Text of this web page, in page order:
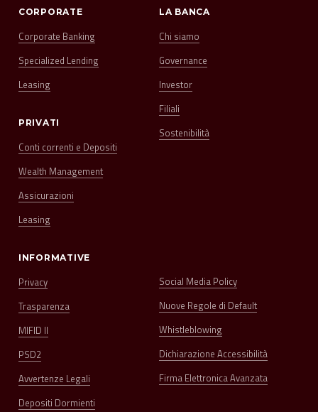
CORPORATE
Corporate Banking
Specialized Lending
Leasing
PRIVATI
Conti correnti e Depositi
Wealth Management
Assicurazioni
Leasing
LA BANCA
Chi siamo
Governance
Investor
Filiali
Sostenibilità
INFORMATIVE
Privacy
Trasparenza
MIFID II
PSD2
Avvertenze Legali
Depositi Dormienti
Social Media Policy
Nuove Regole di Default
Whistleblowing
Dichiarazione Accessibilità
Firma Elettronica Avanzata